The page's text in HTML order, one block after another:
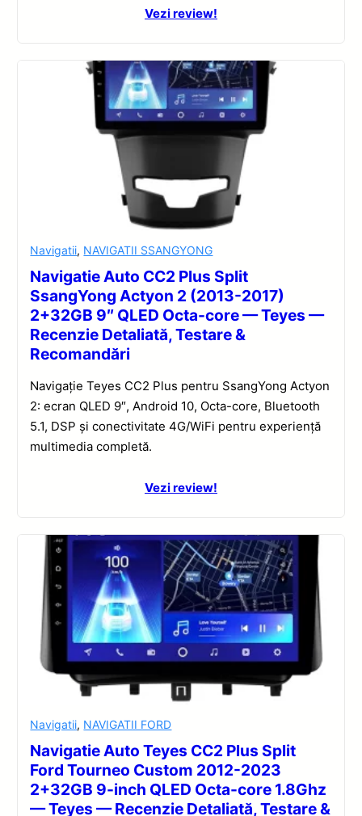
Vezi review!
Navigatii, NAVIGATII SSANGYONG
Navigatie Auto CC2 Plus Split
SsangYong Actyon 2 (2013-2017)
2+32GB 9″ QLED Octa-core — Teyes —
Recenzie Detaliată, Testare &
Recomandări
Navigație Teyes CC2 Plus pentru SsangYong Actyon
2: ecran QLED 9″, Android 10, Octa-core, Bluetooth
5.1, DSP și conectivitate 4G/WiFi pentru experiență
multimedia completă.
Vezi review!
Navigatii, NAVIGATII FORD
Navigatie Auto Teyes CC2 Plus Split
Ford Tourneo Custom 2012-2023
2+32GB 9-inch QLED Octa-core 1.8Ghz
— Teyes — Recenzie Detaliată, Testare &